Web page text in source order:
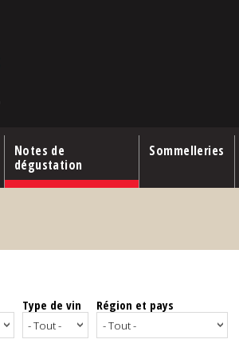
Notes de
dégustation
Sommelleries
Type de vin Région et pays